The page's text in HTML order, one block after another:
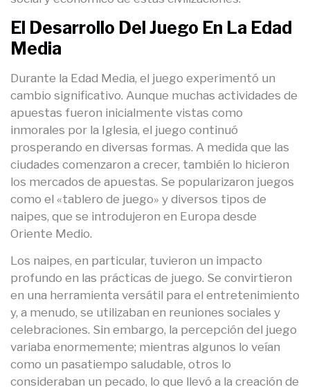
El Desarrollo Del Juego En La Edad
Media
Durante la Edad Media, el juego experimentó un
cambio significativo. Aunque muchas actividades de
apuestas fueron inicialmente vistas como
inmorales por la Iglesia, el juego continuó
prosperando en diversas formas. A medida que las
ciudades comenzaron a crecer, también lo hicieron
los mercados de apuestas. Se popularizaron juegos
como el «tablero de juego» y diversos tipos de
naipes, que se introdujeron en Europa desde
Oriente Medio.
Los naipes, en particular, tuvieron un impacto
profundo en las prácticas de juego. Se convirtieron
en una herramienta versátil para el entretenimiento
y, a menudo, se utilizaban en reuniones sociales y
celebraciones. Sin embargo, la percepción del juego
variaba enormemente; mientras algunos lo veían
como un pasatiempo saludable, otros lo
consideraban un pecado, lo que llevó a la creación de